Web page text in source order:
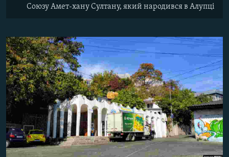
Союзу Амет-хану Султану, який народився в Алупці